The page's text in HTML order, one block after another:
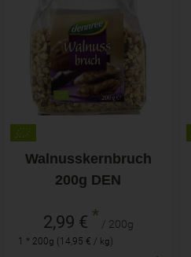
Walnusskernbruch
200g DEN
2,99 € * / 200g
1 * 200g (14,95 € / kg)